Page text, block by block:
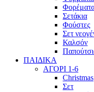
Σετάκια
Φούστες
Σετ
Καλσόν
ΠΑΙΔΙΚΑ
ΑΓΟΡΙ 1-6
Christmas
Σετ